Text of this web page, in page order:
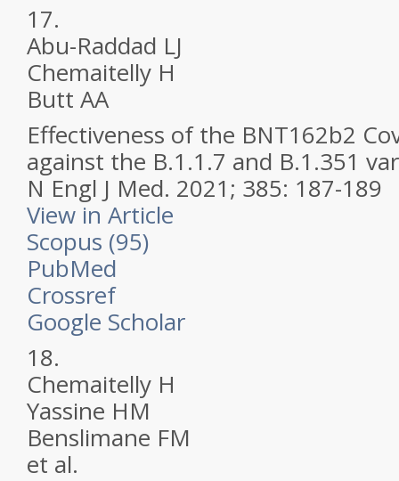
17.
Abu-Raddad LJ
Chemaitelly H
Butt AA
Effectiveness of the BNT162b2
against the B.1.1.7 and B.1.351
N Engl J Med. 2021; 385: 187-189
View in Article
Scopus (95)
PubMed
Crossref
Google Scholar
18.
Chemaitelly H
Yassine HM
Benslimane FM
et al.